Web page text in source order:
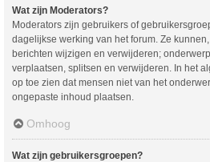
Wat zijn Moderators?
Moderators zijn gebruikers of
dagelijkse werking van het forum. Ze
berichten wijzigen en verwijderen;
verplaatsen, splitsen en verwijderen. In het
op toe zien dat mensen niet van het
ongepaste inhoud plaatsen.
Omhoog
Wat zijn gebruikersgroepen?